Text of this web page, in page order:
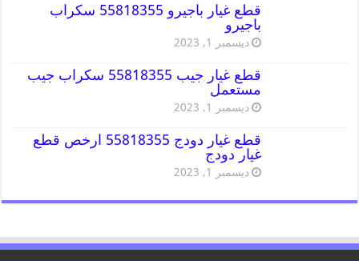
قطع غيار باجيرو 55818355 سكراب
باجيرو
ديسمبر 1, 2023
قطع غيار جيب 55818355 سكراب جيب
مستعمل
ديسمبر 1, 2023
قطع غيار دودج 55818355 ارخص قطع
غيار دودج
ديسمبر 1, 2023